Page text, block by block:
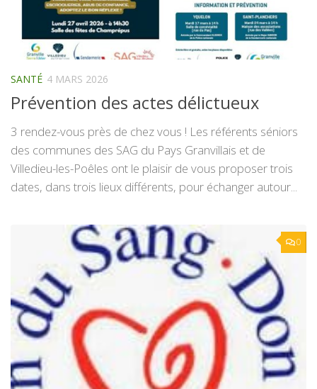
SANTÉ 4 MARS 2026
Prévention des actes délictueux
3 rendez-vous près de chez vous ! Les référents séniors
des communes des SAG du Pays Granvillais et de
Villedieu-les-Poêles ont le plaisir de vous proposer trois
dates, dans trois lieux différents, pour échanger autour...
0